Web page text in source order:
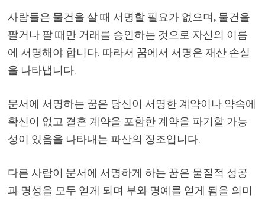
사람들은 물건을 살 때 서명할 필요가 없으며, 물건을
팔거나 팔 때만 거래를 승인하는 것으로 자신의 이름
에 서명해야 합니다. 따라서 꿈에서 서명은 재산 손실
을 나타냅니다.
문서에 서명하는 꿈은 당신이 서명한 계약이나 약속에
확신이 없고 결혼 계약을 포함한 계약을 파기할 가능
성이 있음을 나타내는 파산의 징조입니다.
다른 사람이 문서에 서명하게 하는 꿈은 물질적 성공
과 명성을 모두 얻게 되며 부와 명예를 얻게 됨을 의미